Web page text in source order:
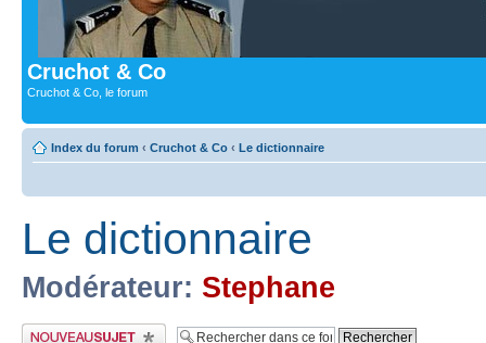
Cruchot & Co
Cruchot & Co, le forum
Index du forum ‹ Cruchot & Co ‹ Le dictionnaire
Le dictionnaire
Modérateur: Stephane
Publier un nouveau sujet